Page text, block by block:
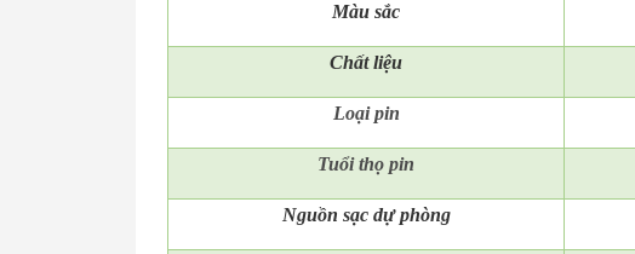
Màu sắc
Chất liệu
Loại pin
Tuổi thọ pin
Nguồn sạc dự phòng